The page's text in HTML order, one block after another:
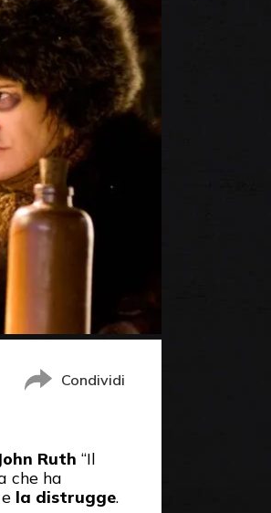
Condividi
John Ruth “Il
che ha
la distrugge.